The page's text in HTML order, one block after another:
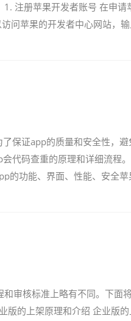
注册苹果开发者账号 在申请
问苹果的开发者中心网站，
保证app的质量和安全性，避
代码查重的原理和详细流程
的功能、界面、性能、安全苹
审核标准上略有不同。下面
版的上架原理和介绍 企业版的